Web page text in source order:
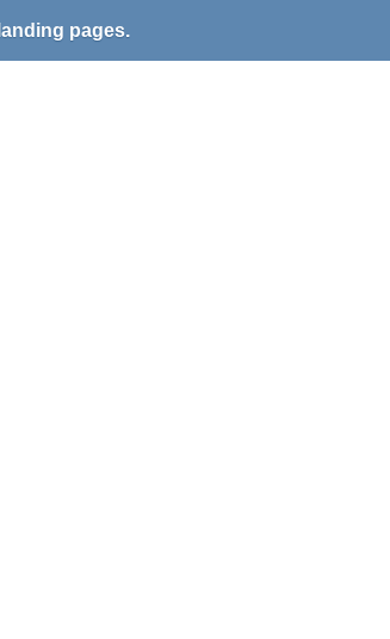
landing pages.